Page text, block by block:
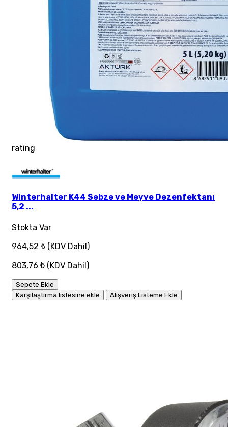
rating
Winterhalter K44 Sebze ve Meyve Dezenfektanı
5,2 ...
Stokta Var
964,52 ₺ (KDV Dahil)
803,76 ₺ (KDV Dahil)
Sepete Ekle
Karşılaştırma listesine ekle
Alışveriş Listeme Ekle